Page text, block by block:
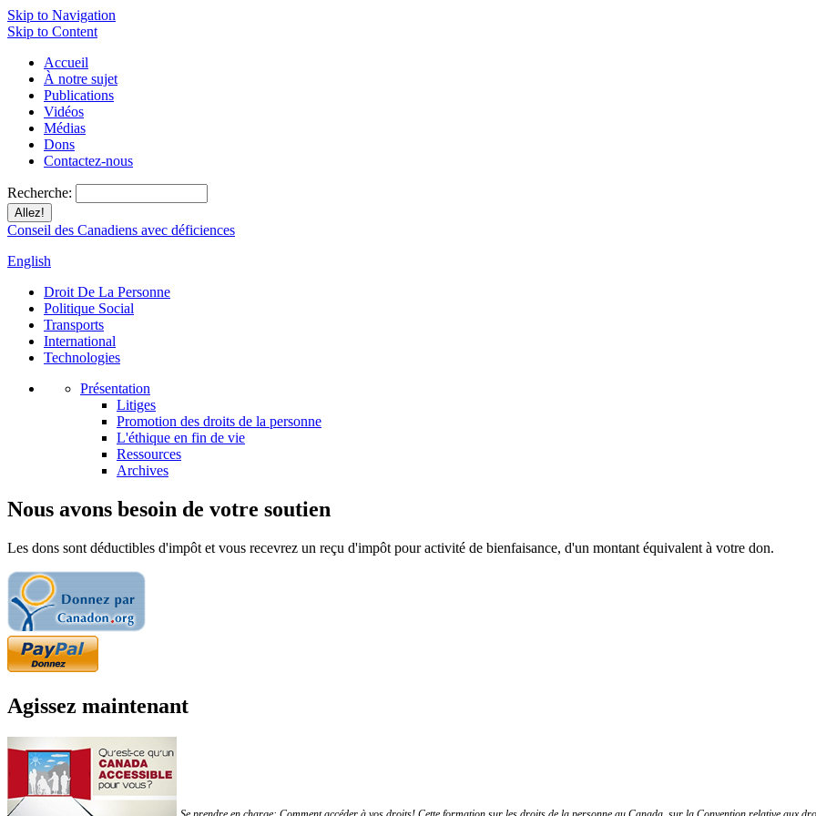
Skip to Navigation
Skip to Content
Accueil
À notre sujet
Publications
Vidéos
Médias
Dons
Contactez-nous
Recherche:
Conseil des Canadiens avec déficiences
English
Droit De La Personne
Politique Social
Transports
International
Technologies
Présentation
Litiges
Promotion des droits de la personne
L'éthique en fin de vie
Ressources
Archives
Nous avons besoin de votre soutien
Les dons sont déductibles d'impôt et vous recevrez un reçu d'impôt pour activité de bienfaisance, d'un montant équivalent à votre don.
Agissez maintenant